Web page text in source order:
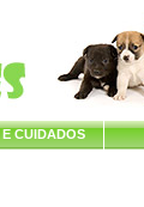
CUIDADOS